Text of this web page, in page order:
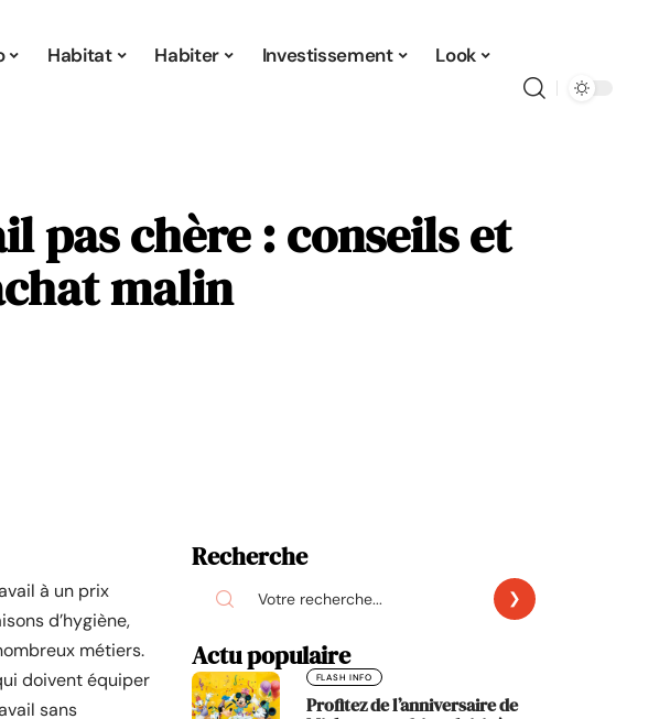
Habitat Habiter Investissement Look
pas chère : conseils et
malin
à un prix
d’hygiène,
métiers.
doivent équiper
sans
Recherche
Actu populaire
FLASH INFO
Profitez de l’anniversaire de